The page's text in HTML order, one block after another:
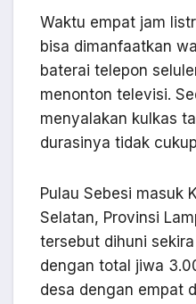
Waktu empat jam
bisa dimanfaatkan
baterai telepon
menonton televisi.
menyalakan kulkas
durasinya tidak
Pulau Sebesi masuk
Selatan, Provinsi
tersebut dihuni
dengan total jiwa
desa dengan empat